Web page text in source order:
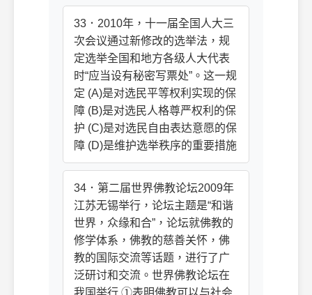
33．2010年，十一届全国人大三
次会议通过新修改的选举法，规
定选举全国和地方各级人大代表
时“应当设有秘密写票处”。这一规
定 (A)是对选民平等权利实现的保
障 (B)是对选民人格尊严权利的保
护 (C)是对选民自由表达意愿的保
障 (D)是维护选举秩序的重要措施
34．第二届世界佛教论坛2009年
江苏无锡举行，论坛主题是“和谐
世界，众缘和合”，论坛就佛教的
修学体系，佛教的慈善关怀，佛
教的国际交流等话题，进行了广
泛研讨和交流。世界佛教论坛在
我国举行 ①表明佛教可以与社会